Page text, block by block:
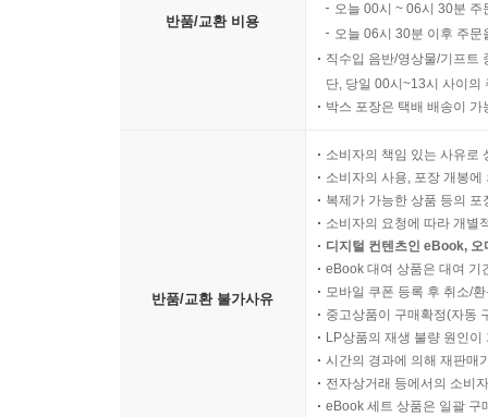
반품/교환 비용
오늘 00시 ~ 06시 30분
오늘 06시 30분 이후 주
직수입 음반/영상물/기프트
단, 당일 00시~13시 사이의
박스 포장은 택배 배송이
반품/교환 불가사유
소비자의 책임 있는 사유로
소비자의 사용, 포장 개봉
복제가 가능한 상품 등의
소비자의 요청에 따라 개별
디지털 컨텐츠인 eBook,
eBook 대여 상품은 대여 기
모바일 쿠폰 등록 후 취소/
중고상품이 구매확정(자동
LP상품의 재생 불량 원인
시간의 경과에 의해 재판매
전자상거래 등에서의 소비
eBook 세트 상품은 일괄 구